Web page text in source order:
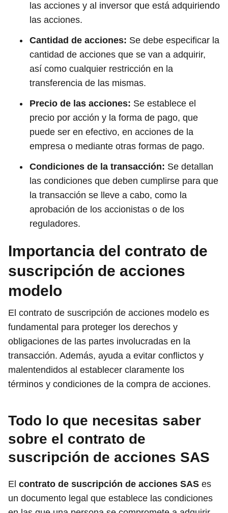
las acciones y al inversor que está adquiriendo
las acciones.
Cantidad de acciones: Se debe especificar la
cantidad de acciones que se van a adquirir,
así como cualquier restricción en la
transferencia de las mismas.
Precio de las acciones: Se establece el
precio por acción y la forma de pago, que
puede ser en efectivo, en acciones de la
empresa o mediante otras formas de pago.
Condiciones de la transacción: Se detallan
las condiciones que deben cumplirse para que
la transacción se lleve a cabo, como la
aprobación de los accionistas o de los
reguladores.
Importancia del contrato de
suscripción de acciones
modelo
El contrato de suscripción de acciones modelo es
fundamental para proteger los derechos y
obligaciones de las partes involucradas en la
transacción. Además, ayuda a evitar conflictos y
malentendidos al establecer claramente los
términos y condiciones de la compra de acciones.
Todo lo que necesitas saber
sobre el contrato de
suscripción de acciones SAS
El contrato de suscripción de acciones SAS es
un documento legal que establece las condiciones